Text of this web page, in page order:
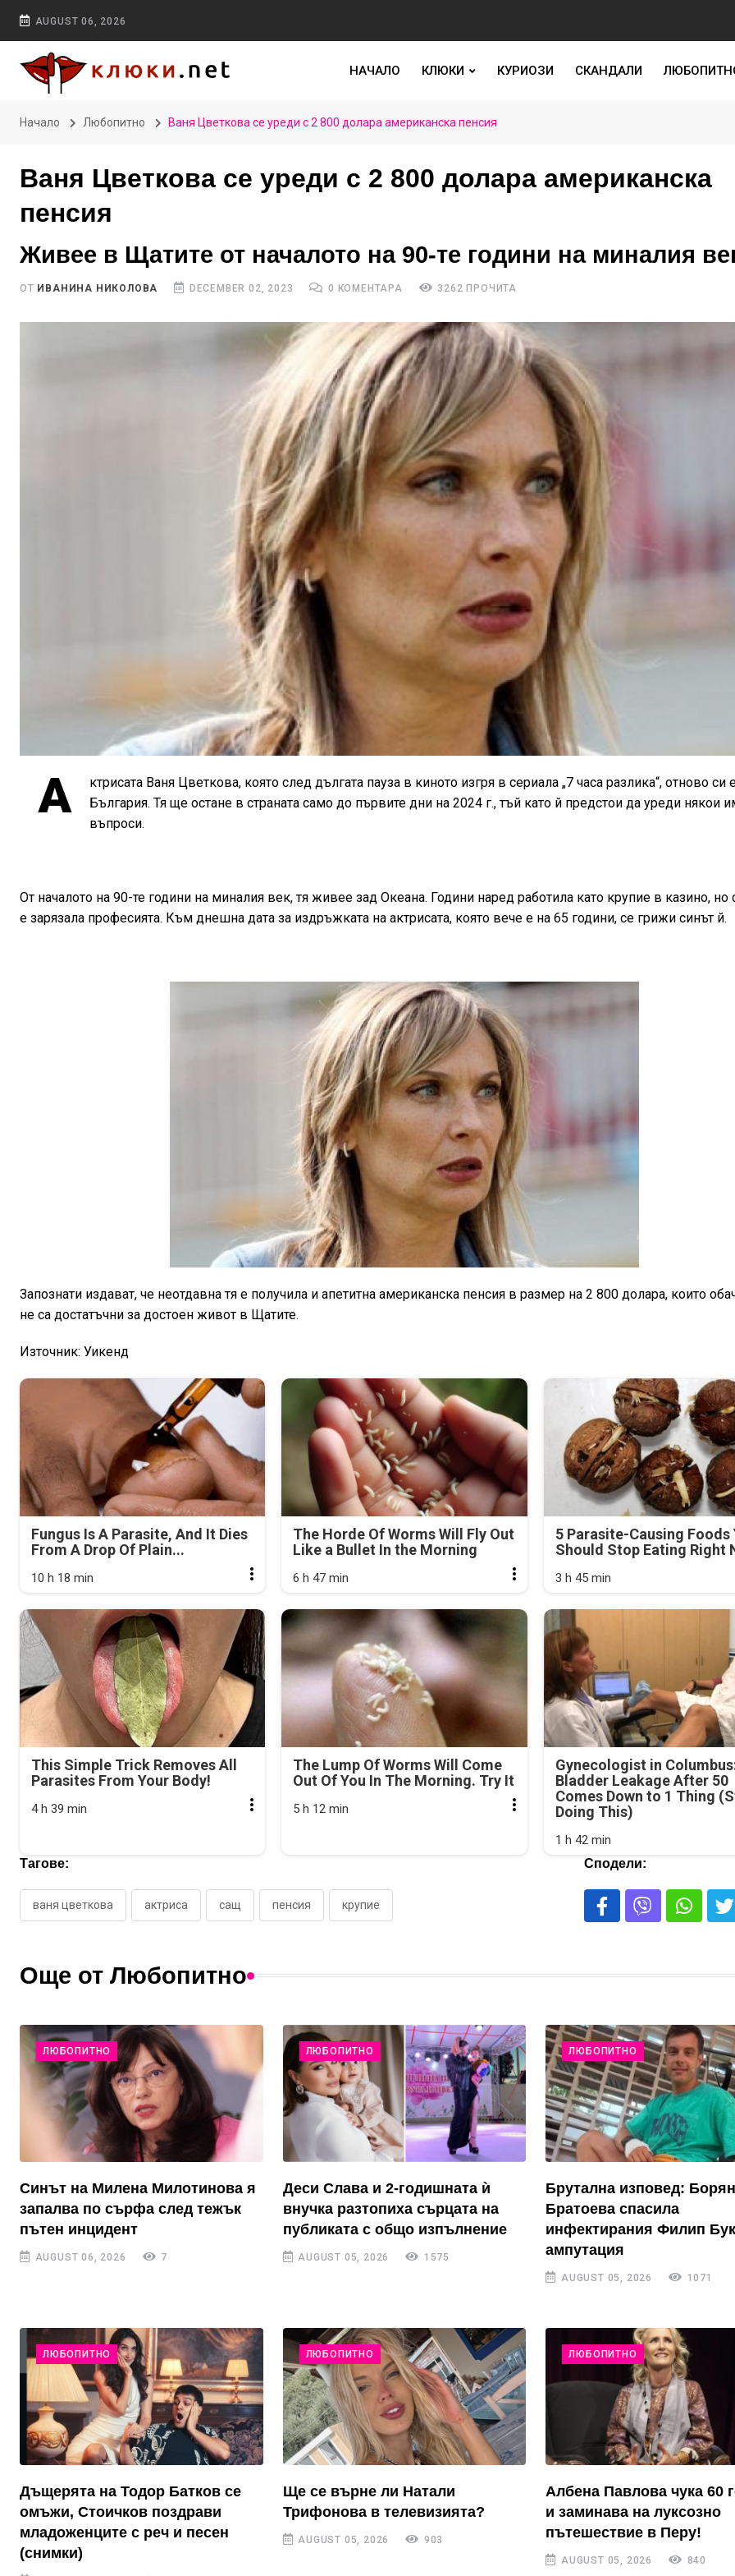
AUGUST 06, 2026
НАЧАЛО КЛЮКИ КУРИОЗИ СКАНДАЛИ
Начало Любопитно Ваня Цветкова се уреди с 2 800 долара американска пенсия
Ваня Цветкова се уреди с 2 800 долара американска
пенсия
Живее в Щатите от началото на 90-те години на миналия
ОТ ИВАНИНА НИКОЛОВА DECEMBER 02, 2023 0 КОМЕНТАРА 3262 ПРОЧИТА
А
ктрисата Ваня Цветкова, която след дългата пауза в киното изгря в сериала „7 часа разлика“, отново си
България. Тя ще остане в страната само до първите дни на 2024 г., тъй като й предстои да уреди някои
въпроси.
От началото на 90-те години на миналия век, тя живее зад Океана. Години наред работила като крупие в казино, но
е зарязала професията. Към днешна дата за издръжката на актрисата, която вече е на 65 години, се грижи синът й.
Запознати издават, че неотдавна тя е получила и апетитна американска пенсия в размер на 2 800 долара, които
не са достатъчни за достоен живот в Щатите.
Източник: Уикенд
Fungus Is A Parasite, And It Dies
From A Drop Of Plain...
10 h 18 min
The Horde Of Worms Will Fly Out
Like a Bullet In the Morning
6 h 47 min
5 Parasite-Causing Foods
Should Stop Eating Right
3 h 45 min
This Simple Trick Removes All
Parasites From Your Body!
4 h 39 min
The Lump Of Worms Will Come
Out Of You In The Morning. Try It
5 h 12 min
Gynecologist in
Bladder Leakage After 50
Comes Down to 1 Thing
Doing This)
1 h 42 min
Тагове:
ваня цветкова актриса сащ пенсия крупие
Сподели:
Още от Любопитно
ЛЮБОПИТНО
Синът на Милена Милотинова я
запалва по сърфа след тежък
пътен инцидент
AUGUST 06, 2026 7
ЛЮБОПИТНО
Деси Слава и 2-годишната ѝ
внучка разтопиха сърцата на
публиката с общо изпълнение
AUGUST 05, 2026 1575
ЛЮБОПИТНО
Брутална изповед:
Братоева спасила
инфектирания Филип
ампутация
AUGUST 05, 2026 1071
ЛЮБОПИТНО
Дъщерята на Тодор Батков се
омъжи, Стоичков поздрави
младоженците с реч и песен
(снимки)
ЛЮБОПИТНО
Ще се върне ли Натали
Трифонова в телевизията?
AUGUST 05, 2026 903
ЛЮБОПИТНО
Албена Павлова чука 60
и заминава на луксозно
пътешествие в Перу!
AUGUST 05, 2026 840